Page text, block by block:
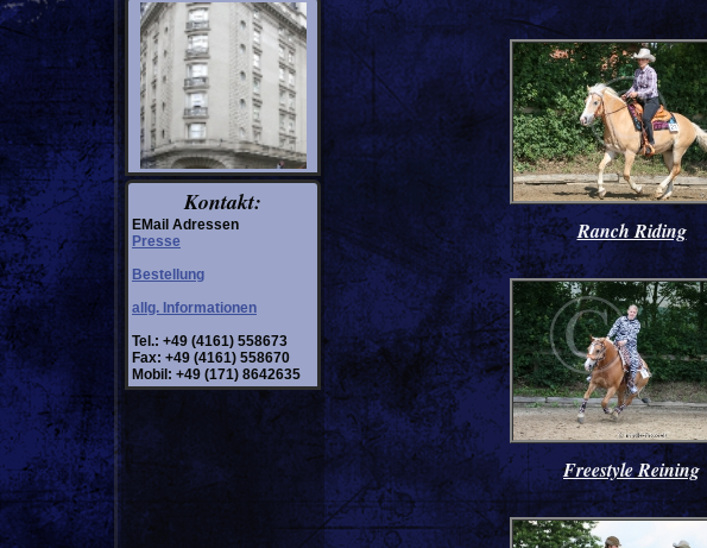
Kontakt:
EMail Adressen
Presse
Bestellung
allg. Informationen
Tel.: +49 (4161) 558673
Fax: +49 (4161) 558670
Mobil: +49 (171) 8642635
Ranch Riding
Freestyle Reining